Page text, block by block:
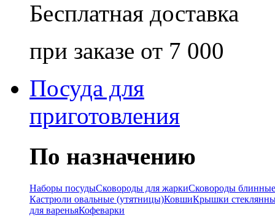
Бесплатная доставка
при заказе от 7 000
Посуда для
приготовления
По назначению
Наборы посудыСковороды для жаркиСковороды блинные
Кастрюли овальные (утятницы)КовшиКрышки
для вареньяКофеварки